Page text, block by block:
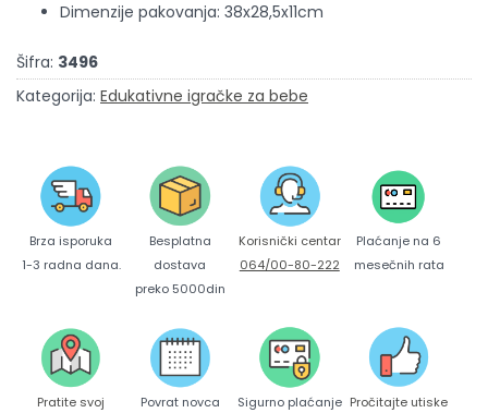
Dimenzije pakovanja: 38x28,5x11cm
Šifra: 3496
Kategorija: Edukativne igračke za bebe
Brza isporuka
1-3 radna dana.
Besplatna
dostava
preko 5000din
Korisnički centar
064/00-80-222
Plaćanje na 6
mesečnih rata
Pratite svoj
Povrat novca
Sigurno plaćanje Pročitajte utiske